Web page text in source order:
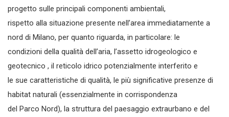
progetto sulle principali componenti ambientali,
rispetto alla situazione presente nell’area immediatamente a
nord di Milano, per quanto riguarda, in particolare: le
condizioni della qualità dell’aria, l’assetto idrogeologico e
geotecnico , il reticolo idrico potenzialmente interferito e
le sue caratteristiche di qualità, le più significative presenze di
habitat naturali (essenzialmente in corrispondenza
del Parco Nord), la struttura del paesaggio extraurbano e del